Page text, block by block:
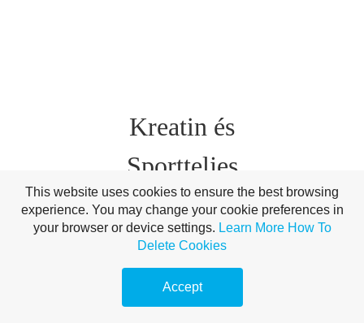
Kreatin és
Sportteljes
ítmény:
Milyen
Hatásokra
This website uses cookies to ensure the best browsing
experience. You may change your cookie preferences in
your browser or device settings. Learn More How To
Delete Cookies
Accept